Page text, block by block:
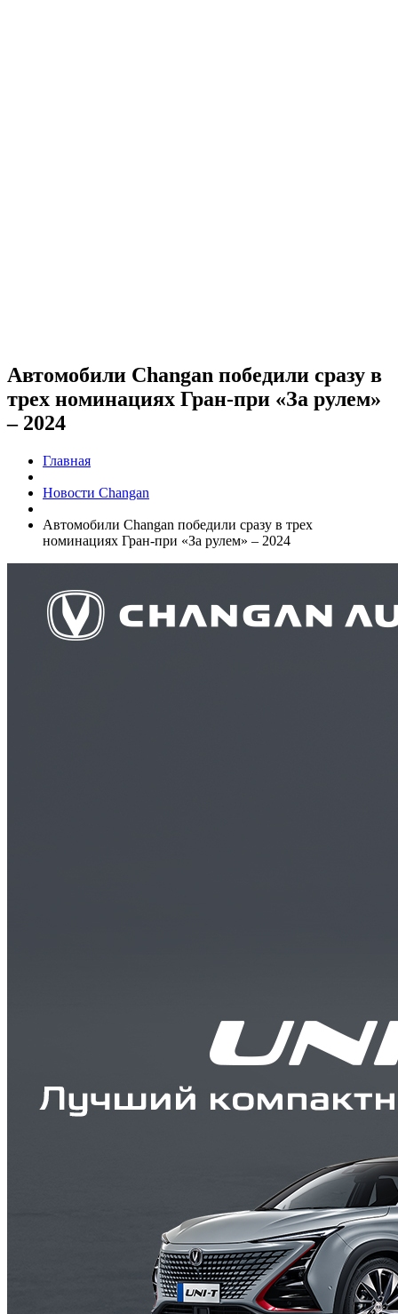
Автомобили Changan победили сразу в
трех номинациях Гран-при «За рулем»
– 2024
Главная
Новости Changan
Автомобили Changan победили сразу в трех
номинациях Гран-при «За рулем» – 2024